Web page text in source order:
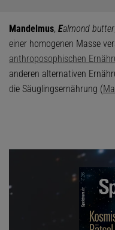
Mandelmus, Ealmond butter
einer homogenen Masse
anthroposophischen
anderen alternativen
die Säuglingsernährung (